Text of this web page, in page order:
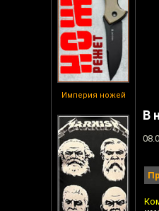
Империя ножей
В